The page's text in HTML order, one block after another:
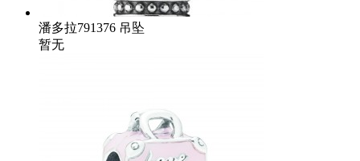
潘多拉791376 吊坠
暂无